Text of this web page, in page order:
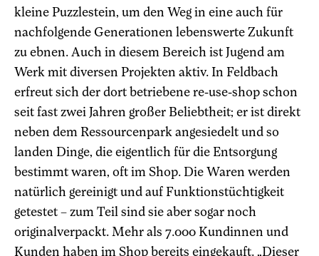
kleine Puzzlestein, um den Weg in eine auch für
nachfolgende Generationen lebenswerte Zukunft
zu ebnen. Auch in diesem Bereich ist Jugend am
Werk mit diversen Projekten aktiv. In Feldbach
erfreut sich der dort betriebene re-use-shop schon
seit fast zwei Jahren großer Beliebtheit; er ist direkt
neben dem Ressourcenpark angesiedelt und so
landen Dinge, die eigentlich für die Entsorgung
bestimmt waren, oft im Shop. Die Waren werden
natürlich gereinigt und auf Funktionstüchtigkeit
getestet – zum Teil sind sie aber sogar noch
originalverpackt. Mehr als 7.000 Kundinnen und
Kunden haben im Shop bereits eingekauft. „Dieser